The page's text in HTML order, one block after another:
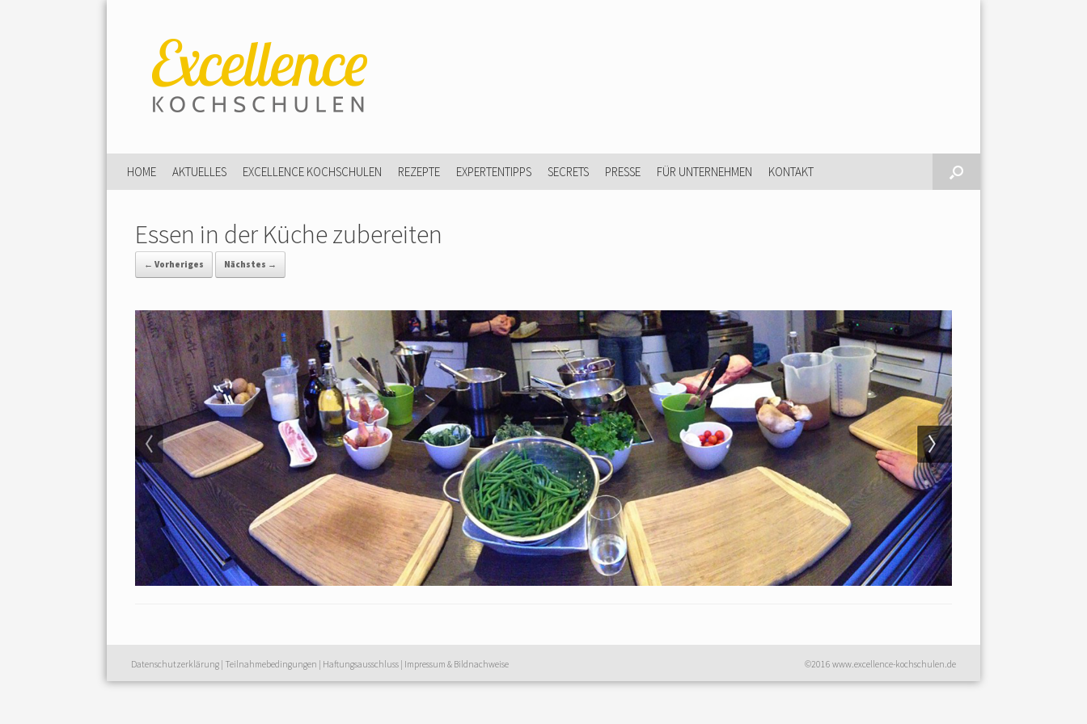
HOME AKTUELLES EXCELLENCE KOCHSCHULEN REZEPTE EXPERTENTIPPS SECRETS PRESSE FÜR UNTERNEHMEN KONTAKT
Essen in der Küche zubereiten
← Vorheriges Nächstes →
Datenschutzerklärung Teilnahmebedingungen Haftungsausschluss Impressum & Bildnachweise ©2016 www.excellence-kochschulen.de